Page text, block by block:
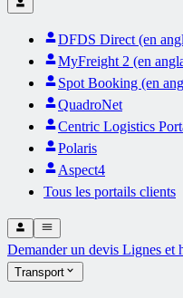
DFDS Direct (en
MyFreight 2 (en
Spot Booking (en
QuadroNet
Centric Logistics
Polaris
Aspect4
Tous les portails clients
Demander un devis Lignes et
Transport